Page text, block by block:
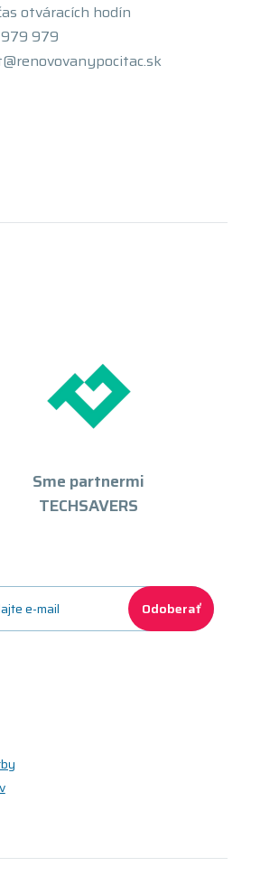
otváracích hodín
979
Sme partnermi
TECHSAVERS
Odoberať